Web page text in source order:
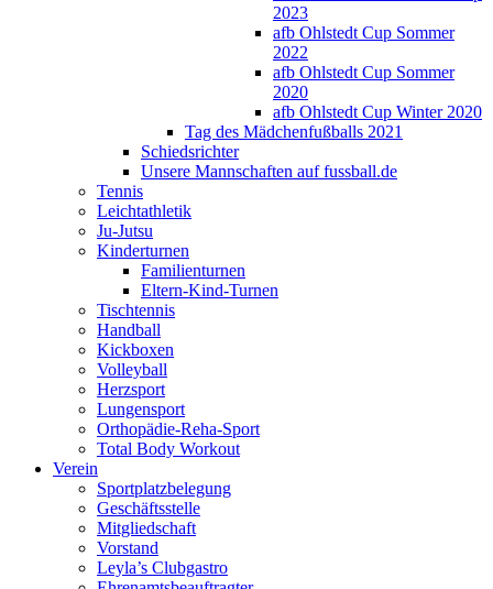
2023
afb Ohlstedt Cup Sommer
2022
afb Ohlstedt Cup Sommer
2020
afb Ohlstedt Cup Winter 2020
Tag des Mädchenfußballs 2021
Schiedsrichter
Unsere Mannschaften auf fussball.de
Tennis
Leichtathletik
Ju-Jutsu
Kinderturnen
Familienturnen
Eltern-Kind-Turnen
Tischtennis
Handball
Kickboxen
Volleyball
Herzsport
Lungensport
Orthopädie-Reha-Sport
Total Body Workout
Verein
Sportplatzbelegung
Geschäftsstelle
Mitgliedschaft
Vorstand
Leyla’s Clubgastro